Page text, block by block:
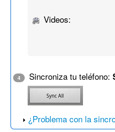
Videos:
4 Sincroniza tu teléfono:
¿Problema con la